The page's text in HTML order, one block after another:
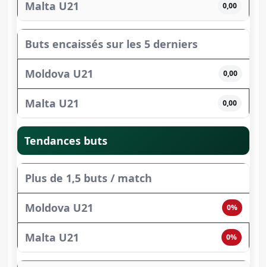
0,00
Buts encaissés sur les 5 derniers
0,00
0,00
Tendances buts
Plus de 1,5 buts / match
0%
0%